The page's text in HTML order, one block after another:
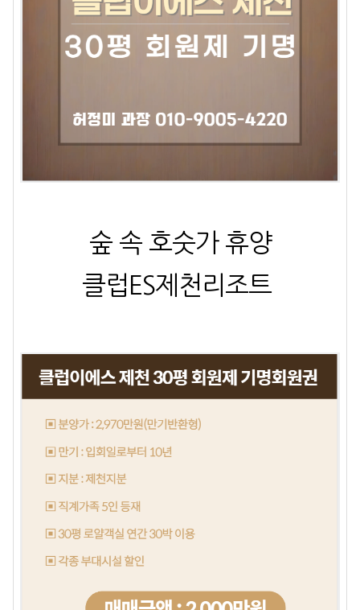
숲 속 호숫가 휴양
클럽ES제천리조트